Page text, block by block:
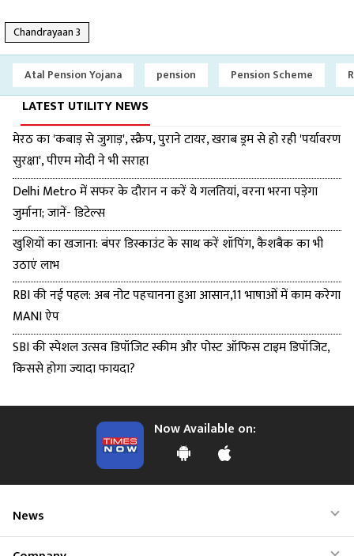
Chandrayaan 3
Atal Pension Yojana pension Pension Scheme
LATEST UTILITY NEWS
मेरठ का 'कबाड़ से जुगाड़', स्क्रैप, पुराने टायर, खराब ड्रम से हो रही 'पर्यावरण
सुरक्षा', पीएम मोदी ने भी सराहा
Delhi Metro में सफर के दौरान न करें ये गलतियां, वरना भरना पड़ेगा
जुर्माना; जानें- डिटेल्स
खुशियों का खजाना: बंपर डिस्काउंट के साथ करें शॉपिंग, कैशबैक का भी
उठाएं लाभ
RBI की नई पहल: अब नोट पहचानना हुआ आसान,11 भाषाओं में काम करेगा
MANI ऐप
SBI की स्पेशल उत्सव डिपॉजिट स्कीम और पोस्ट ऑफिस टाइम डिपॉजिट,
किससे होगा ज्यादा फायदा?
Now Available on:
News